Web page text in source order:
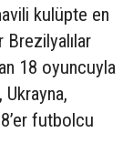
kulüpte en
18 oyuncuyla
futbolcu